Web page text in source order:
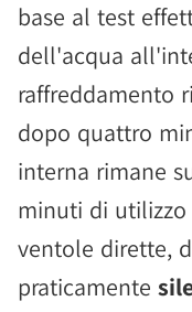
base al test
dell'acqua
raffreddamento
dopo quattro
interna rimane
minuti di
ventole dirette,
praticamente